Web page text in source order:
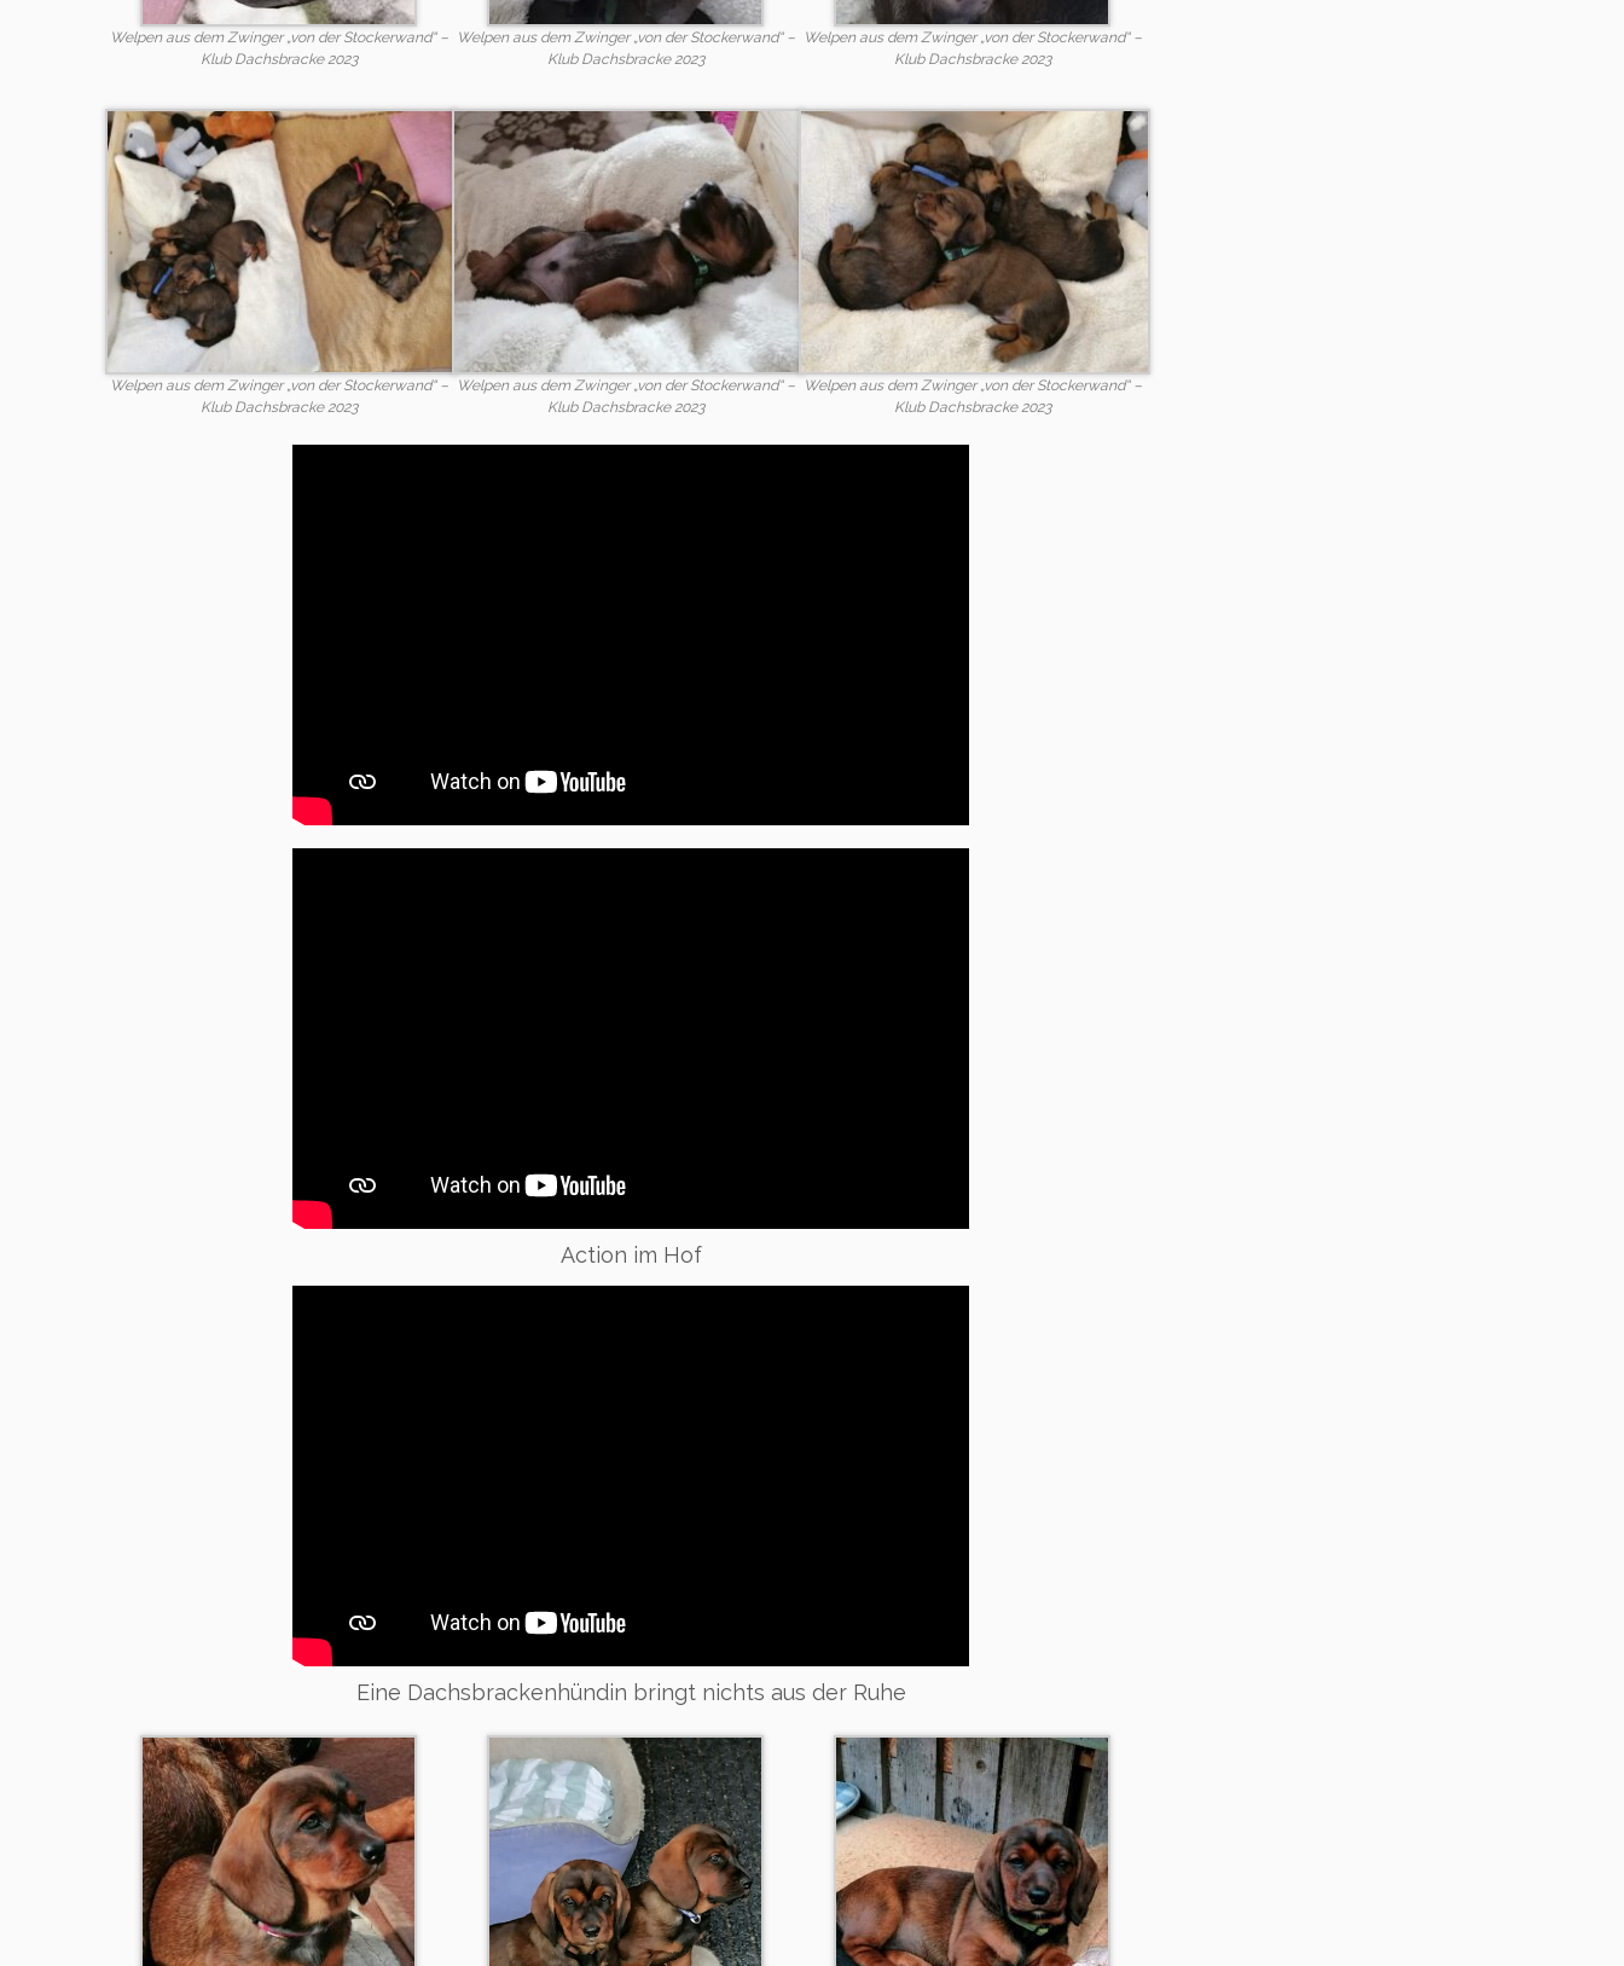
Welpen aus dem Zwinger „von der Stockerwand“ –
Klub Dachsbracke 2023
Welpen aus dem Zwinger „von der Stockerwand“ –
Klub Dachsbracke 2023
Welpen aus dem Zwinger „von der Stockerwand“ –
Klub Dachsbracke 2023
Welpen aus dem Zwinger „von der Stockerwand“ –
Klub Dachsbracke 2023
Welpen aus dem Zwinger „von der Stockerwand“ –
Klub Dachsbracke 2023
Welpen aus dem Zwinger „von der Stockerwand“ –
Klub Dachsbracke 2023
Action im Hof
Eine Dachsbrackenhündin bringt nichts aus der Ruhe